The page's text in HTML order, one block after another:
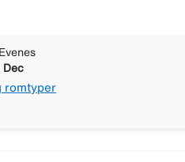
Dec
romtyper